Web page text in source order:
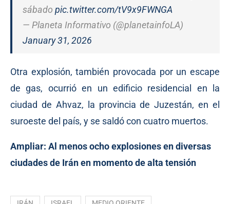
sábado pic.twitter.com/tV9x9FWNGA
— Planeta Informativo (@planetainfoLA)
January 31, 2026
Otra explosión, también provocada por un escape
de gas, ocurrió en un edificio residencial en la
ciudad de Ahvaz, la provincia de Juzestán, en el
suroeste del país, y se saldó con cuatro muertos.
Ampliar: Al menos ocho explosiones en diversas
ciudades de Irán en momento de alta tensión